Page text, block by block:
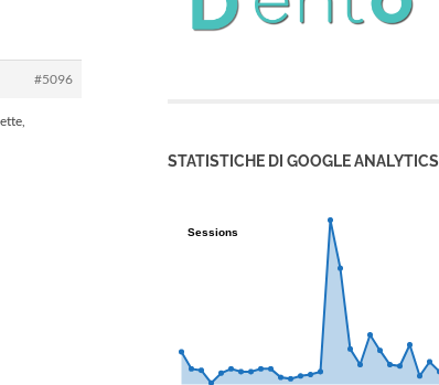
#5096
STATISTICHE DI GOOGLE ANALYTICS
Sessions
Sessions